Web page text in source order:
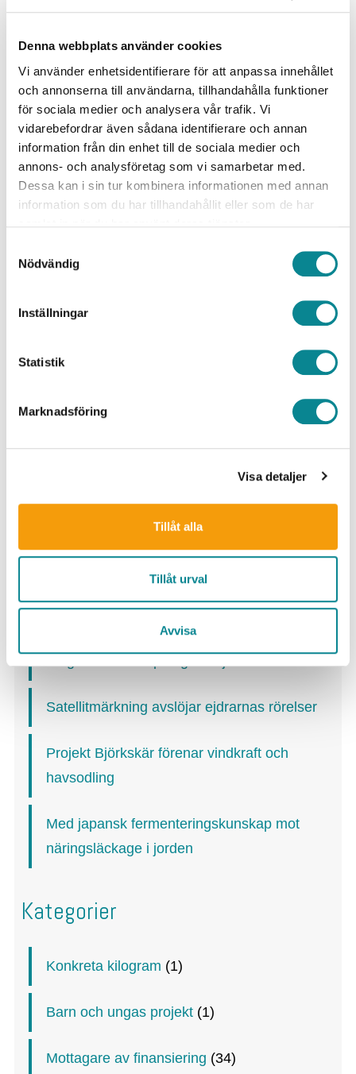
Denna webbplats använder cookies
Vi använder enhetsidentifierare för att anpassa innehållet
och annonserna till användarna, tillhandahålla funktioner
för sociala medier och analysera vår trafik. Vi
vidarebefordrar även sådana identifierare och annan
information från din enhet till de sociala medier och
annons- och analysföretag som vi samarbetar med.
Dessa kan i sin tur kombinera informationen med annan
information som du har tillhandahållit eller som de har
Nödvändig
Inställningar
Statistik
Marknadsföring
Visa detaljer
Tillåt alla
Tillåt urval
Avvisa
4. Har du bekantat dig med de andra projekten
som i år fick finansiering ur Östersjöprojektet?
Skicka en hälsning till ditt favoritprojekt!
Hälsningar till alla andra som arbetar med barn och
ungdomar och som fick finansiering från
Östersjöprojektet!
Senaste
materiallösningar och skydd av fiskbestånd
Satellitmärkning avslöjar ejdrarnas rörelser
Projekt Björkskär förenar vindkraft och
havsodling
Med japansk fermenteringskunskap mot
näringsläckage i jorden
Kategorier
Konkreta kilogram (1)
Barn och ungas projekt (1)
Mottagare av finansiering (34)